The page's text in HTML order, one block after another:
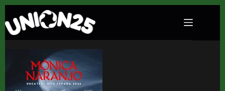
Concierto de Mónica Naranjo en Bodegas Tío
Pepe (Jerez) · 8 de agosto, 2026